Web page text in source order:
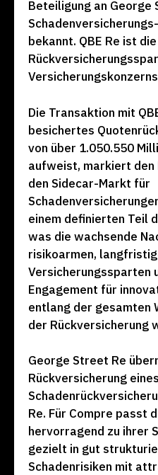
Beteiligung an George
bekannt. QBE Re ist die
Versicherungskonzerns
Die Transaktion mit
besichertes
von über 1.050.550
aufweist, markiert den
den Sidecar-Markt für
einem definierten Teil
was die wachsende
risikoarmen,
Versicherungssparten
Engagement für
entlang der gesamten
der Rückversicherung
George Street Re
Rückversicherung
Re. Für Compre passt
hervorragend zu ihrer
gezielt in gut
Schadenrisiken mit